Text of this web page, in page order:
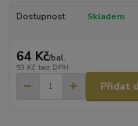
Dostupnost Skladem
64 Kč/bal.
53 Kč bez DPH
Přidat